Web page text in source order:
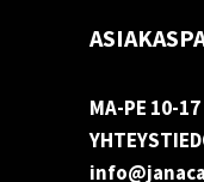
MA-PE 10-17